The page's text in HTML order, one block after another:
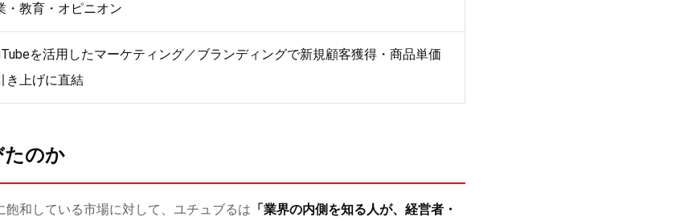
・教育・オピニオン
を活用したマーケティング／ブランディングで新規顧客獲得・商品単価
き上げに直結
たのか
飽和している市場に対して、ユチュブるは 「業界の内側を知る人が、経営者・